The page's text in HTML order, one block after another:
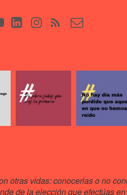
otras vidas: conocerlas o no
de la elección que efectúas